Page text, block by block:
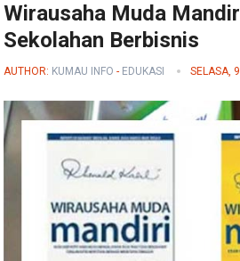
Wirausaha Muda
Sekolahan Berbisnis
AUTHOR: KUMAU INFO - EDUKASI SELASA,